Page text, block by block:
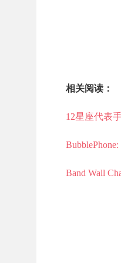
相关阅读：
12星座代表
Band Wall